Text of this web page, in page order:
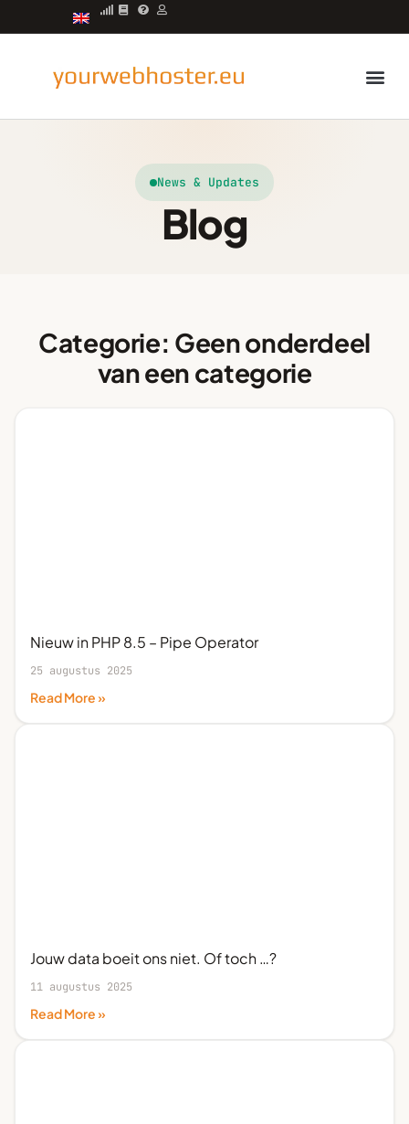
News & Updates
Blog
Categorie: Geen onderdeel
van een categorie
Nieuw in PHP 8.5 – Pipe Operator
25 augustus 2025
Read More »
Jouw data boeit ons niet. Of toch …?
11 augustus 2025
Read More »